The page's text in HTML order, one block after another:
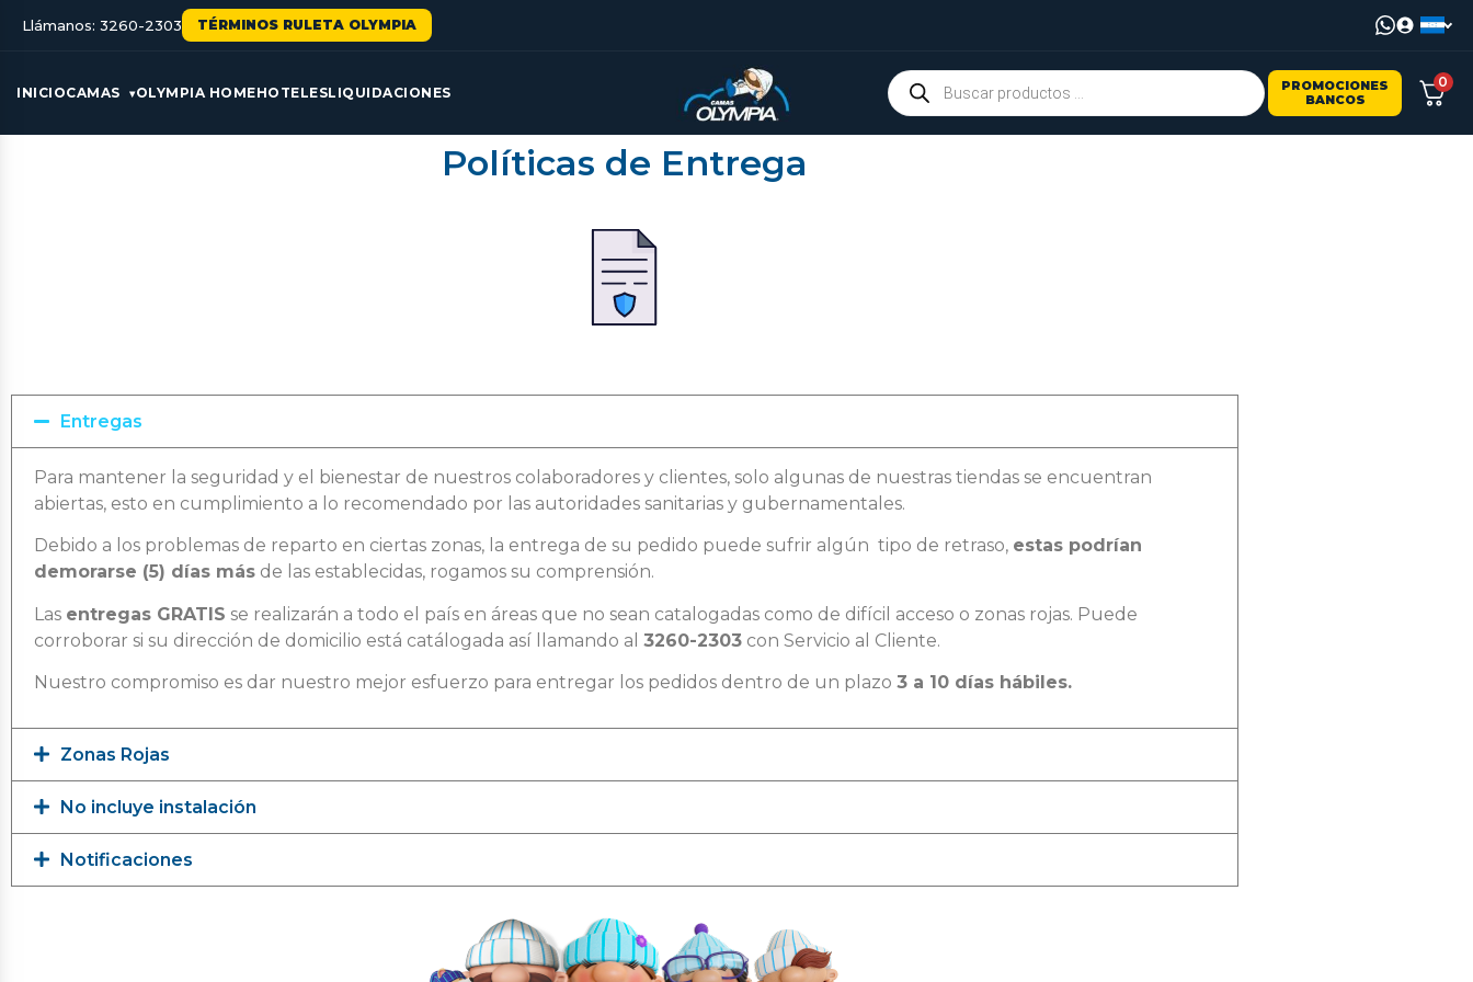
Llámanos: 3260-2303 TÉRMINOS RULETA OLYMPIA
INICIOCAMAS OLYMPIA HOMEHOTELESLIQUIDACIONES
PROMOCIONES
BANCOS
0
Políticas de Entrega
Entregas
Para mantener la seguridad y el bienestar de nuestros colaboradores y clientes, solo algunas de nuestras tiendas se encuentran
abiertas, esto en cumplimiento a lo recomendado por las autoridades sanitarias y gubernamentales.
Debido a los problemas de reparto en ciertas zonas, la entrega de su pedido puede sufrir algún tipo de retraso, estas podrían
demorarse (5) días más de las establecidas, rogamos su comprensión.
Las entregas GRATIS se realizarán a todo el país en áreas que no sean catalogadas como de difícil acceso o zonas rojas. Puede
corroborar si su dirección de domicilio está catálogada así llamando al 3260-2303 con Servicio al Cliente.
Nuestro compromiso es dar nuestro mejor esfuerzo para entregar los pedidos dentro de un plazo 3 a 10 días hábiles.
Zonas Rojas
No incluye instalación
Notificaciones